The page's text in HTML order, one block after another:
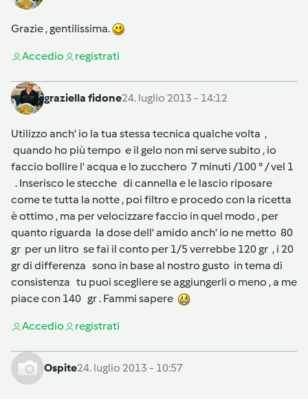
Grazie , gentilissima.
Accedio registrati
graziella fidone24. luglio 2013 - 14:12
Utilizzo anch' io la tua stessa tecnica qualche volta ,
quando ho più tempo e il gelo non mi serve subito , io
faccio bollire l' acqua e lo zucchero 7 minuti /100 ° / vel 1
. Inserisco le stecche di cannella e le lascio riposare
come te tutta la notte , poi filtro e procedo con la ricetta
è ottimo , ma per velocizzare faccio in quel modo , per
quanto riguarda la dose dell' amido anch' io ne metto 80
gr per un litro se fai il conto per 1/5 verrebbe 120 gr , i 20
gr di differenza sono in base al nostro gusto in tema di
consistenza tu puoi scegliere se aggiungerli o meno , a me
piace con 140 gr . Fammi sapere
Accedio registrati
Ospite24. luglio 2013 - 10:57